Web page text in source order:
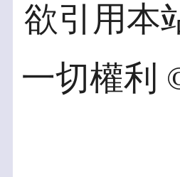
欲引用本
一切權利